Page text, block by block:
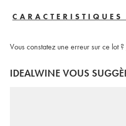
CARACTERISTIQUES
Vous constatez une erreur sur ce lot ?
IDEALWINE VOUS